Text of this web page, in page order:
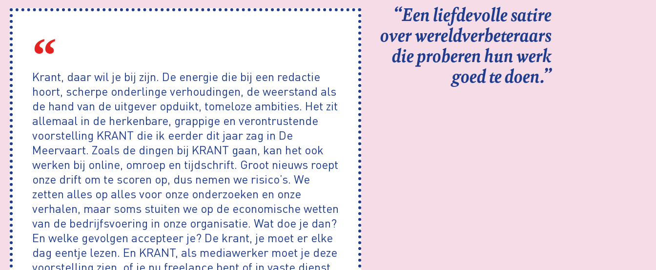
Krant, daar wil je bij zijn. De energie die bij een redactie
hoort, scherpe onderlinge verhoudingen, de weerstand als
de hand van de uitgever opduikt, tomeloze ambities. Het zit
allemaal in de herkenbare, grappige en verontrustende
voorstelling KRANT die ik eerder dit jaar zag in De
Meervaart. Zoals de dingen bij KRANT gaan, kan het ook
werken bij online, omroep en tijdschrift. Groot nieuws roept
onze drift om te scoren op, dus nemen we risico’s. We
zetten alles op alles voor onze onderzoeken en onze
verhalen, maar soms stuiten we op de economische wetten
van de bedrijfsvoering in onze organisatie. Wat doe je dan?
En welke gevolgen accepteer je? De krant, je moet er elke
dag eentje lezen. En KRANT, als mediawerker moet je deze
voorstelling zien, of je nu freelance bent of in vaste dienst.
“Een liefdevolle satire
over wereldverbeteraars
die proberen hun werk
goed te doen.”